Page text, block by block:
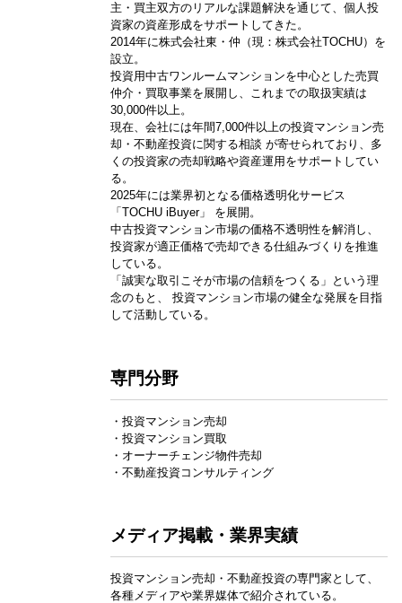
主・買主双方のリアルな課題解決を通じて、個人投
資家の資産形成をサポートしてきた。
2014年に株式会社東・仲（現：株式会社TOCHU）を
設立。
投資用中古ワンルームマンションを中心とした売買
仲介・買取事業を展開し、これまでの取扱実績は
30,000件以上。
現在、会社には年間7,000件以上の投資マンション売
却・不動産投資に関する相談 が寄せられており、多
くの投資家の売却戦略や資産運用をサポートしてい
る。
2025年には業界初となる価格透明化サービス
「TOCHU iBuyer」 を展開。
中古投資マンション市場の価格不透明性を解消し、
投資家が適正価格で売却できる仕組みづくりを推進
している。
「誠実な取引こそが市場の信頼をつくる」という理
念のもと、 投資マンション市場の健全な発展を目指
して活動している。
専門分野
・投資マンション売却
・投資マンション買取
・オーナーチェンジ物件売却
・不動産投資コンサルティング
メディア掲載・業界実績
投資マンション売却・不動産投資の専門家として、
各種メディアや業界媒体で紹介されている。